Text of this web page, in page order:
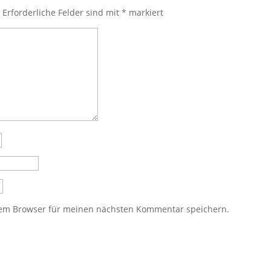
Erforderliche Felder sind mit* markiert
Browser für meinen nächsten Kommentar speichern.